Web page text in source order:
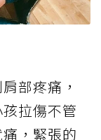
部疼痛，
拉傷不管
，緊張的